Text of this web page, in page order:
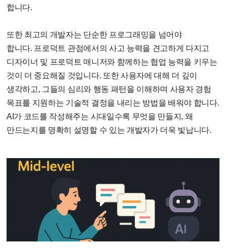
합니다.
또한 최고의 개발자는 단순한 프로그래밍을 넘어야
합니다. 프로덕트 관점에서의 사고 능력을 견고하게 다지고
디자이너 및 프로덕트 매니저와 함께하는 협업 능력을 키우는
것이 더 중요해질 것입니다. 또한 사용자에 대해 더 깊이
생각하고, 그들의 심리와 행동 패턴을 이해하며 사용자 경험
목표를 지원하는 기술적 결정을 내리는 방법을 배워야 합니다.
AI 가 코드를 작성해주는 시대일수록 무엇을 만들지 , 왜
만드는지를 명확히 설명할 수 있는 개발자가 더욱 빛납니다.